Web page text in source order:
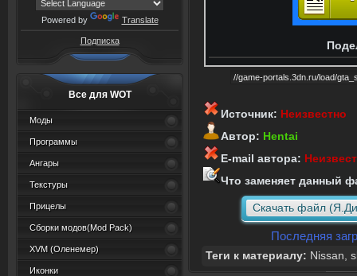
Powered by Translate
Подписка
Все для WOT
Моды
Программы
Ангары
Текстуры
Прицелы
Сборки модов(Mod Pack)
XVM (Oленемер)
Иконки
Источник: Неизвестно
Автор: Hentai
E-mail автора:
Что заменяет данный
Скачать файл
Последняя
Теги к материалу: Nissan